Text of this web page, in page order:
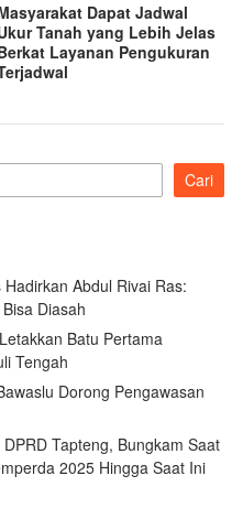
Dapat Jadwal
Tanah yang Lebih Jelas
Layanan Pengukuran
Cari
Abdul Rivai Ras:
Diasah
Batu Pertama
Tengah
Dorong Pengawasan
Tapteng, Bungkam Saat
2025 Hingga Saat Ini